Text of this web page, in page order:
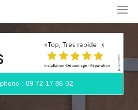
: 09 72 17 86 02